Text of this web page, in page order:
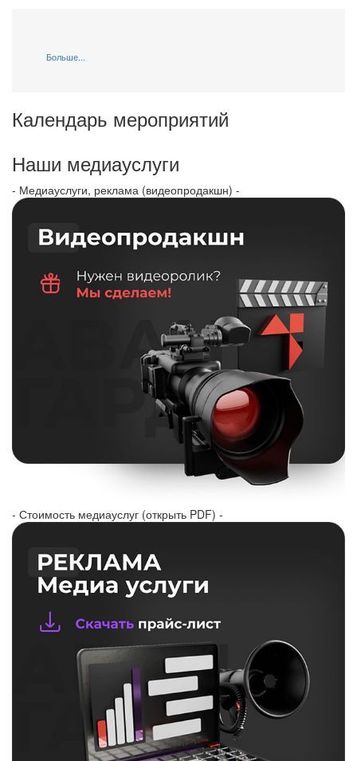
Больше...
Календарь мероприятий
Наши медиауслуги
- Медиауслуги, реклама (видеопродакшн) -
- Стоимость медиауслуг (открыть PDF) -